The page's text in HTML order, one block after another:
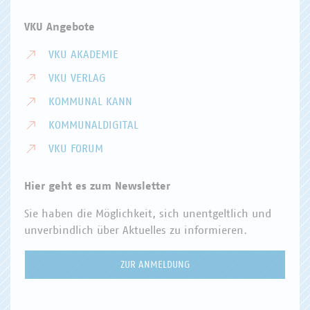
zu werden.
Ansprechpartner:
και Προβολής Λάρνακας)
12 Gr. Afxentiou ave., Skouros Court, 4th fl.
Tel.:+357 24657070
Website: www.larnakaregion.com
Copyright der Bilder: © Larnaka Tourism Board
VKU Angebote
VKU AKADEMIE
VKU VERLAG
KOMMUNAL KANN
KOMMUNALDIGITAL
VKU FORUM
Hier geht es zum Newsletter
Sie haben die Möglichkeit, sich unentgeltlich und
unverbindlich über Aktuelles zu informieren.
ZUR ANMELDUNG